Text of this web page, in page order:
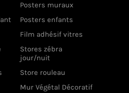
Posters muraux
Posters enfants
Film adhésif vitres
Stores zébra
jour/nuit
Store rouleau
Mur Végétal Décoratif